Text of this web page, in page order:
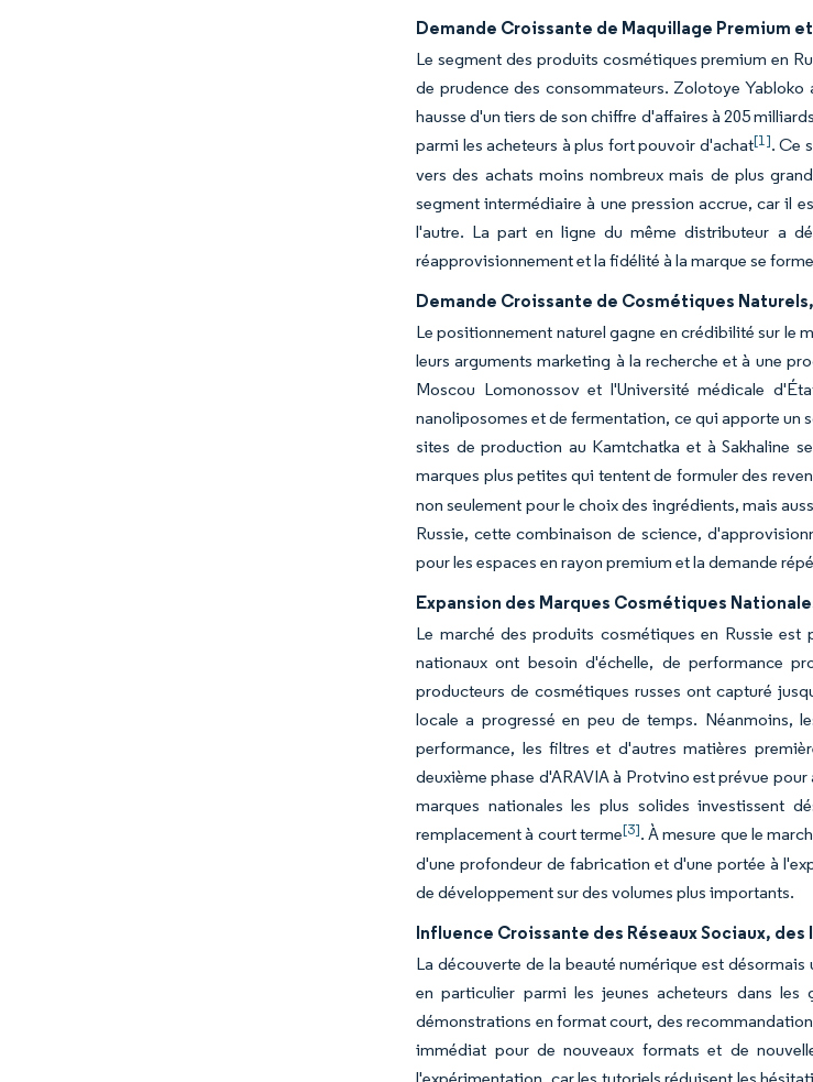
Demande Croissante de Maquillage Premium
Le segment des produits cosmétiques premium en
de prudence des consommateurs. Zolotoye
hausse d'un tiers de son chiffre d'affaires à 205
parmi les acheteurs à plus fort pouvoir d'achat[1]. Ce
vers des achats moins nombreux mais de plus
segment intermédiaire à une pression accrue, car il
l'autre. La part en ligne du même distributeur a
réapprovisionnement et la fidélité à la marque se
Demande Croissante de Cosmétiques
Le positionnement naturel gagne en crédibilité sur le
leurs arguments marketing à la recherche et à une
Moscou Lomonossov et l'Université médicale
nanoliposomes et de fermentation, ce qui apporte
sites de production au Kamtchatka et à Sakhaline
marques plus petites qui tentent de formuler des
non seulement pour le choix des ingrédients, mais
Russie, cette combinaison de science,
pour les espaces en rayon premium et la demande
Expansion des Marques Cosmétiques
Le marché des produits cosmétiques en Russie
nationaux ont besoin d'échelle, de performance
producteurs de cosmétiques russes ont capturé
locale a progressé en peu de temps. Néanmoins,
performance, les filtres et d'autres matières
deuxième phase d'ARAVIA à Protvino est prévue
marques nationales les plus solides investissent
remplacement à court terme[3]. À mesure que le
d'une profondeur de fabrication et d'une portée à
de développement sur des volumes plus importants.
Influence Croissante des Réseaux Sociaux,
La découverte de la beauté numérique est
en particulier parmi les jeunes acheteurs dans
démonstrations en format court, des
immédiat pour de nouveaux formats et de